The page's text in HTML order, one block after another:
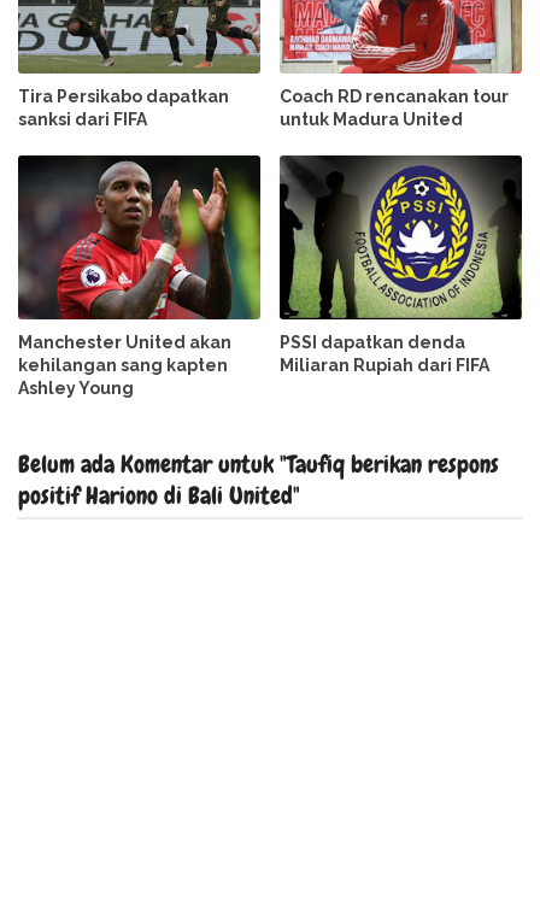
Tira Persikabo dapatkan
sanksi dari FIFA
Coach RD rencanakan tour
untuk Madura United
Manchester United akan
kehilangan sang kapten
Ashley Young
PSSI dapatkan denda
Miliaran Rupiah dari FIFA
Belum ada Komentar untuk "Taufiq berikan respons
positif Hariono di Bali United"